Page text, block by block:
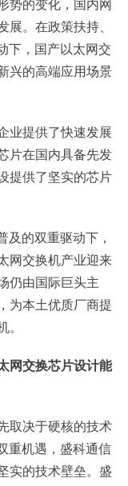
势的变化，国内网
展。在政策扶持、
下，国产以太网交
兴的高端应用场景
业提供了快速发展
片在国内具备先发
提供了坚实的芯片
及的双重驱动下，
网交换机产业迎来
仍由国际巨头主
为本土优质厂商提
。
网交换芯片设计能
取决于硬核的技术
重机遇，盛科通信
实的技术壁垒。盛